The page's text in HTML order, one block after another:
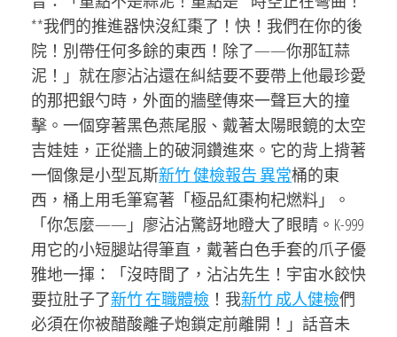
**我們的推進器快沒紅棗了！快！我們在你的後
院！別帶任何多餘的東西！除了——你那缸蒜
泥！」就在廖沾沾還在糾結要不要帶上他最珍愛
的那把銀勺時，外面的牆壁傳來一聲巨大的撞
擊。一個穿著黑色燕尾服、戴著太陽眼鏡的太空
吉娃娃，正從牆上的破洞鑽進來。它的背上揹著
一個像是小型瓦斯新竹 健檢報告 異常桶的東
西，桶上用毛筆寫著「極品紅棗枸杞燃料」。
「你怎麼——」廖沾沾驚訝地瞪大了眼睛。K-999
用它的小短腿站得筆直，戴著白色手套的爪子優
雅地一揮：「沒時間了，沾沾先生！宇宙水餃快
要拉肚子了新竹 在職體檢 ！我新竹 成人健檢們
必須在你被醋酸離子炮鎖定前離開！」話音未